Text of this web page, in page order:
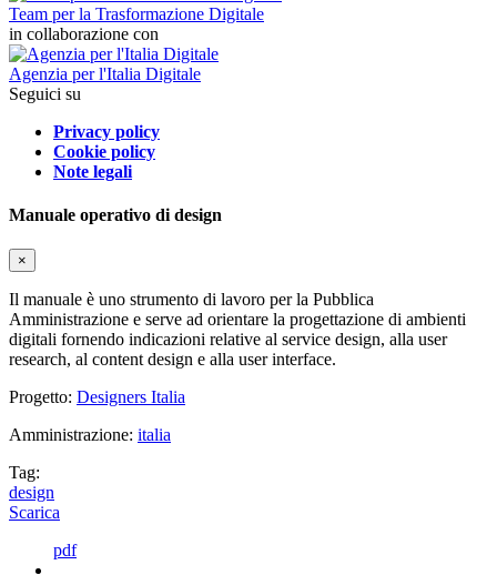
Team per la Trasformazione Digitale
in collaborazione con
Agenzia per l'Italia Digitale
Seguici su
Privacy policy
Cookie policy
Note legali
Manuale operativo di design
×
Il manuale è uno strumento di lavoro per la Pubblica
Amministrazione e serve ad orientare la progettazione di ambienti
digitali fornendo indicazioni relative al service design, alla user
research, al content design e alla user interface.
Progetto: Designers Italia
Amministrazione: italia
Tag:
design
Scarica
pdf